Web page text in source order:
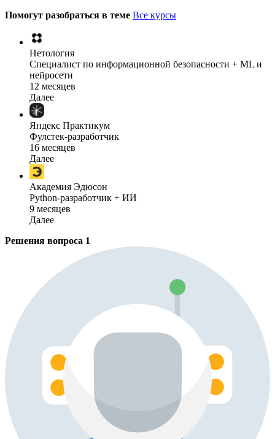
Помогут разобраться в теме Все курсы
Нетология
Специалист по информационной безопасности + ML и
нейросети
12 месяцев
Далее
Яндекс Практикум
Фулстек-разработчик
16 месяцев
Далее
Академия Эдюсон
Python-разработчик + ИИ
9 месяцев
Далее
Решения вопроса 1